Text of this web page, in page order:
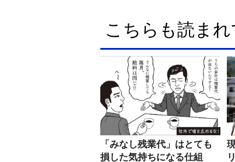
こちらも読ま
「みなし残業代」はとても
損した気持ちになる仕組